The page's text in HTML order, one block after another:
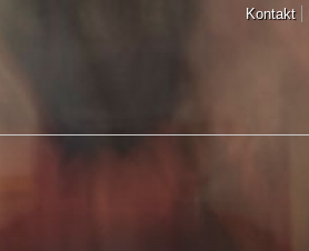
Kontakt